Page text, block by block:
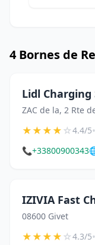
4 Bornes de
Lidl
ZAC de la, 2 Rte
★★★★☆4.4/5•
📞+33800900343
IZIVIA Fast
08600 Givet
★★★★☆4.3/5•